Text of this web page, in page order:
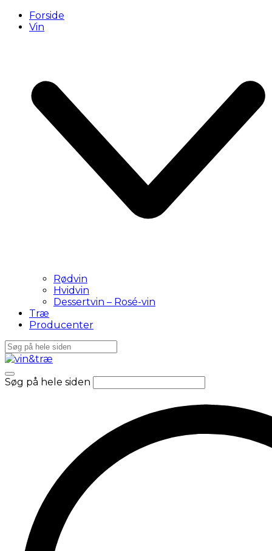
Forside
Vin
Rødvin
Hvidvin
Dessertvin – Rosé-vin
Træ
Producenter
Søg på hele siden